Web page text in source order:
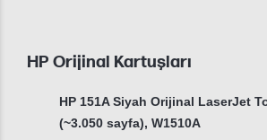
HP Orijinal Kartuşları
HP 151A Siyah Orijinal LaserJet
(~3.050 sayfa), W1510A